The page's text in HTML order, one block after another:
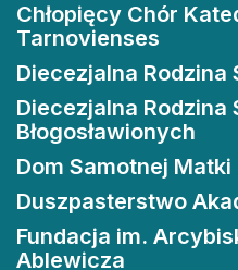
Chłopięcy Chór
Tarnovienses
Diecezjalna Rodzina
Diecezjalna Rodzina
Błogosławionych
Dom Samotnej Matki
Duszpasterstwo
Fundacja im.
Ablewicza